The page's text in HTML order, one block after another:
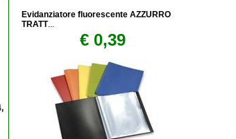
Evidanziatore fluorescente AZZURRO
TRATT...
€ 0,39